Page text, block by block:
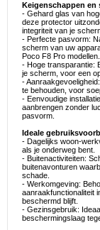
Keigenschappen en
- Gehard glas van
deze protector
integriteit van je
- Perfecte pasvorm:
scherm van uw
Poco F8 Pro modellen.
- Hoge transparantie:
je scherm, voor een
-
te behouden, voor
- Eenvoudige
aanbrengen zonder
pasvorm.
Ideale
- Dagelijks woon-
als je onderweg bent.
- Buitenactiviteiten:
buitenavonturen
schade.
- Werkomgeving:
aanraakfunctionaliteit
beschermd blijft.
- Gezinsgebruik:
beschermingslaag